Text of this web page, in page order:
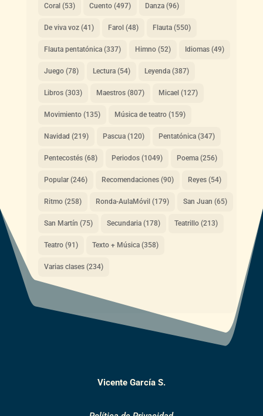
Coral (53) Cuento(497) Danza(96)
De viva voz(41) Farol (48) Flauta(550)
Flauta pentatónica(337) Himno(52) Idiomas(49)
Juego(78) Lectura(54) Leyenda(387)
Libros(303) Maestros(807) Micael (127)
Movimiento(135) Música de teatro(159)
Navidad (219) Pascua(120) Pentatónica(347)
Pentecostés(68) Periodos(1049) Poema(256)
Popular(246) Recomendaciones(90) Reyes(54)
Ritmo(258) Ronda-AulaMóvil (179) San Juan (65)
San Martín (75) Secundaria(178) Teatrillo(213)
Teatro(91) Texto + Música(358)
Varias clases(234)
Vicente García S.